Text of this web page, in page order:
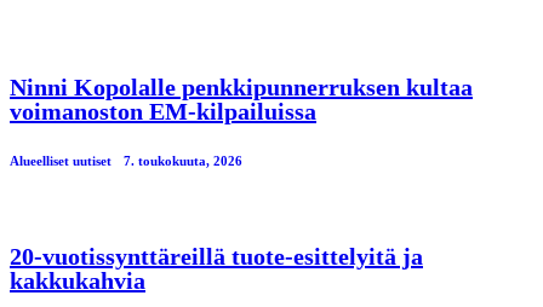
Ninni Kopolalle penkkipunnerruksen kultaa
voimanoston EM-kilpailuissa
Alueelliset uutiset 7. toukokuuta, 2026
20-vuotissynttäreillä tuote-esittelyitä ja
kakkukahvia